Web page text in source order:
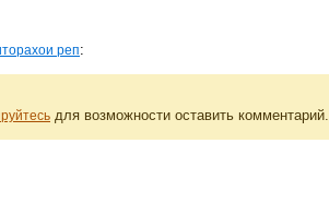
реп:
для возможности оставить комментарий.